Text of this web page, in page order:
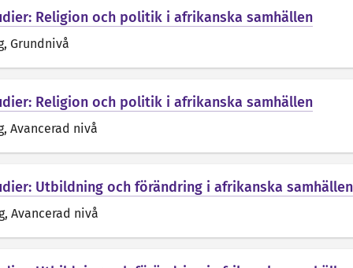
Religion och politik i afrikanska samhällen
, Grundnivå
Religion och politik i afrikanska samhällen
, Avancerad nivå
Utbildning och förändring i afrikanska samhällen
, Avancerad nivå